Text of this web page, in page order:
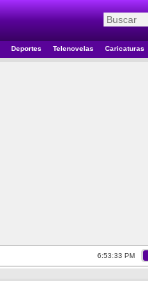
Deportes Telenovelas Caricaturas
6:53:34 PM